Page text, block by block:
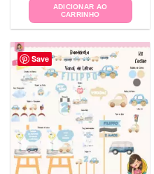
ADICIONAR AO
CARRINHO
Save